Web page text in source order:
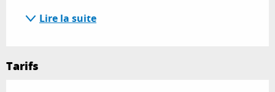
Lire la suite
Tarifs